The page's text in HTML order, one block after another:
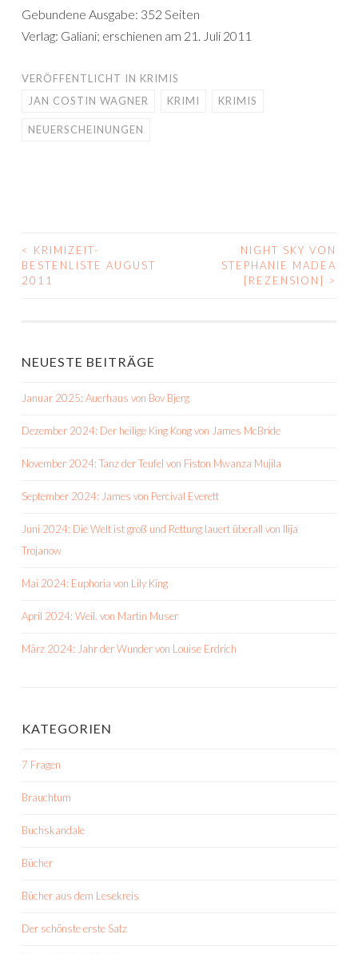
Gebundene Ausgabe: 352 Seiten
Verlag: Galiani; erschienen am 21. Juli 2011
VERÖFFENTLICHT IN KRIMIS
JAN COSTIN WAGNER
KRIMI KRIMIS
NEUERSCHEINUNGEN
BEITRAGS-
NAVIGATION
<
KRIMIZEIT-
BESTENLISTE AUGUST
2011
NIGHT SKY VON
STEPHANIE MADEA
[REZENSION]
>
NEUESTE BEITRÄGE
Januar 2025: Auerhaus von Bov Bjerg
Dezember 2024: Der heilige King Kong von James McBride
November 2024: Tanz der Teufel von Fiston Mwanza Mujila
September 2024: James von Percival Everett
Juni 2024: Die Welt ist groß und Rettung lauert überall von Ilija
Trojanow
Mai 2024: Euphoria von Lily King
April 2024: Weil. von Martin Muser
März 2024: Jahr der Wunder von Louise Erdrich
KATEGORIEN
7 Fragen
Brauchtum
Buchskandale
Bücher
Bücher aus dem Lesekreis
Der schönste erste Satz